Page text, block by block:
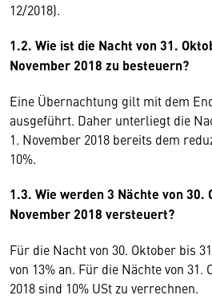
12/2018).
1.2. Wie ist die Nacht von 31.
November 2018 zu besteuern?
Eine Übernachtung gilt mit dem
ausgeführt. Daher unterliegt die
1. November 2018 bereits dem
10%.
1.3. Wie werden 3 Nächte von 30.
November 2018 versteuert?
Für die Nacht von 30. Oktober bis
von 13% an. Für die Nächte von 31.
2018 sind 10% USt zu verrechnen.